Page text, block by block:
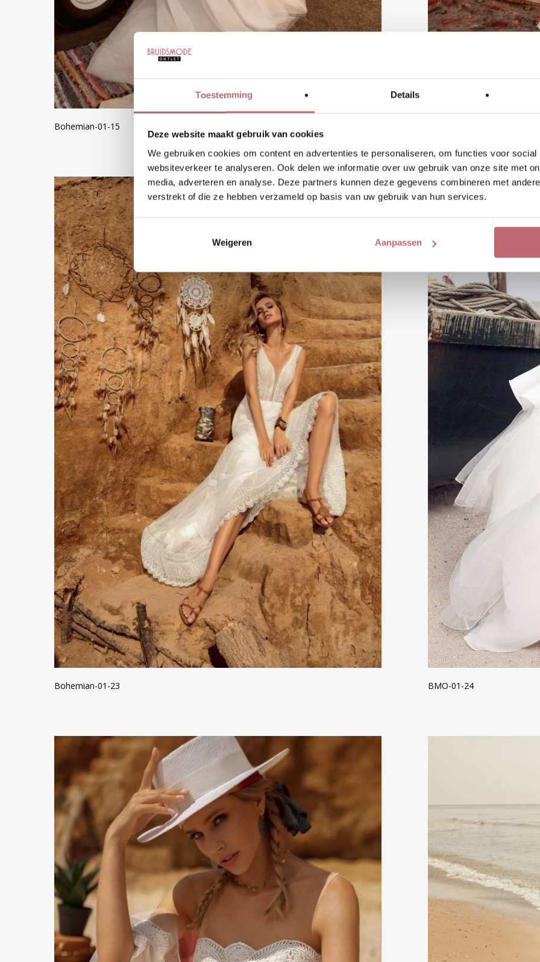
Toestemming Details
Deze website maakt gebruik van cookies
We gebruiken cookies om content en advertenties te personaliseren, om functies voor
websiteverkeer te analyseren. Ook delen we informatie over uw gebruik van onze site met
media, adverteren en analyse. Deze partners kunnen deze gegevens combineren met
verstrekt of die ze hebben verzameld op basis van uw gebruik van hun services.
Weigeren Aanpassen
Bohemian-01-15
Bohemian-01-23 BMO-01-24